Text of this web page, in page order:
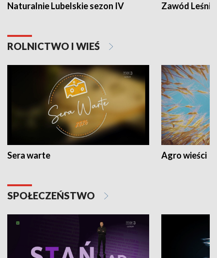
Naturalnie Lubelskie sezon IV Zawód Leśnik
ROLNICTWO I WIEŚ
Sera warte Agro wieści
SPOŁECZEŃSTWO